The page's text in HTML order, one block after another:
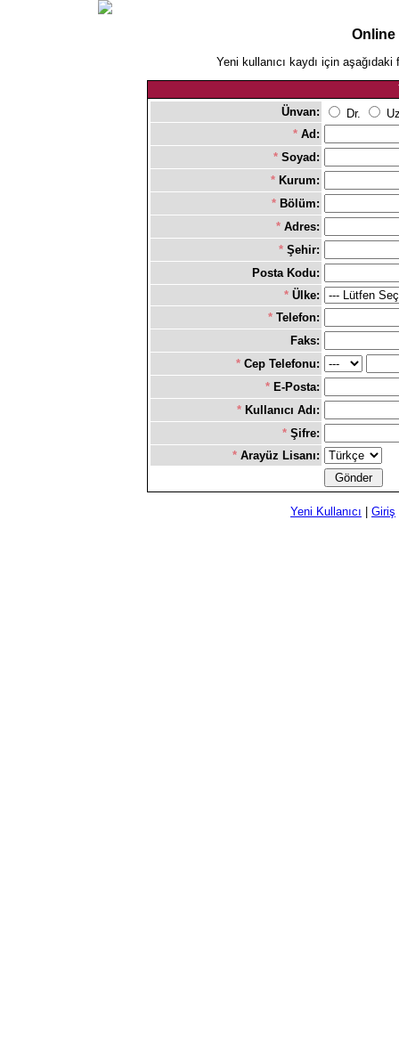
Online
Yeni kullanıcı kaydı için
Ünvan:
Dr.
* Ad:
* Soyad:
* Kurum:
* Bölüm:
* Adres:
* Şehir:
Posta Kodu:
* Ülke:
* Telefon:
Faks:
* Cep Telefonu:
* E-Posta:
* Kullanıcı Adı:
* Şifre:
* Arayüz Lisanı:
Yeni Kullanıcı | Giriş